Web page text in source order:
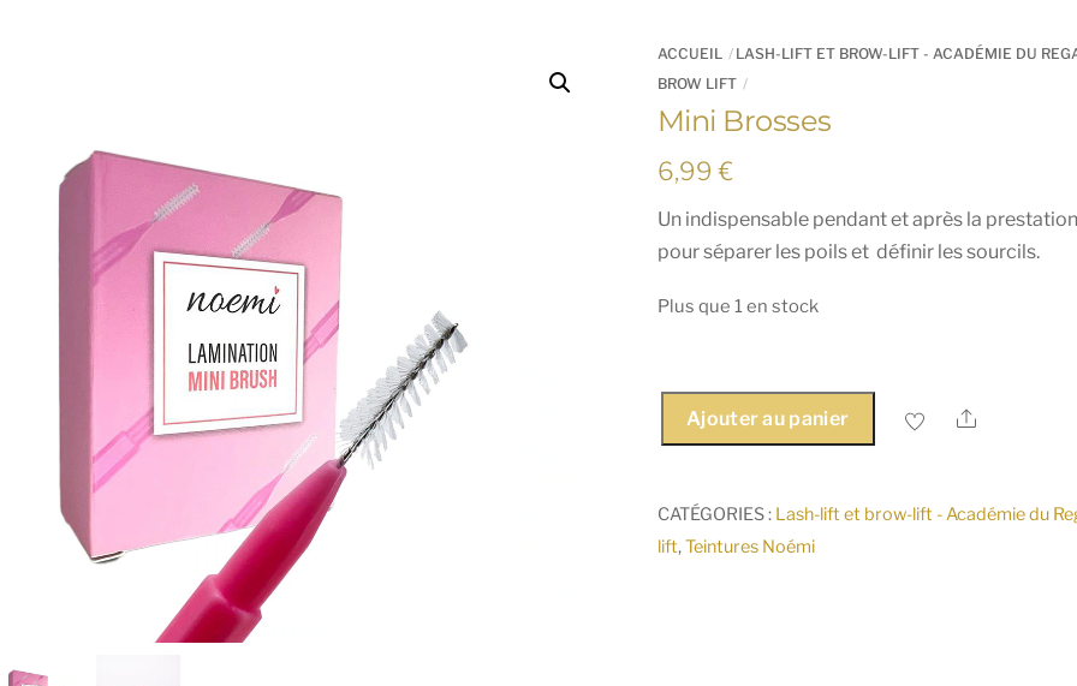
ACCUEIL
LASH-LIFT ET BROW-LIFT - ACADÉMIE DU
BROW LIFT
Mini Brosses
6,99€
Un indispensable pendant et après la
pour séparer les poils et définir les sourcils.
Plus que 1 en stock
quantité
Ajouter au panier Share
CATÉGORIES : Lash-lift et brow-lift - Académie du
lift,Teintures Noémi